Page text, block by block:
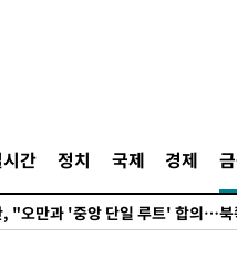
간 정치 국제 경제
리화위원회 부위원장에 김태유 서
, 폭염 속 AT마드리드 첫 훈련…80
] 미 사업체, 일자리 7월에 2.3만
, "오만과 '중앙 단일 루트' 합의…북